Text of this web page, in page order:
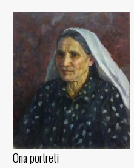
Ona portreti